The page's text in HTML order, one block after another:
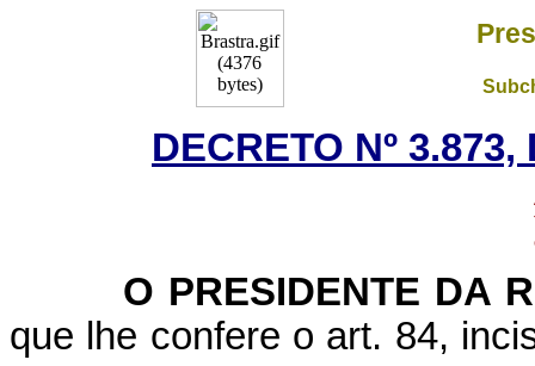
DECRETO Nº
O PRESIDENTE DA
que lhe confere o art. 84,